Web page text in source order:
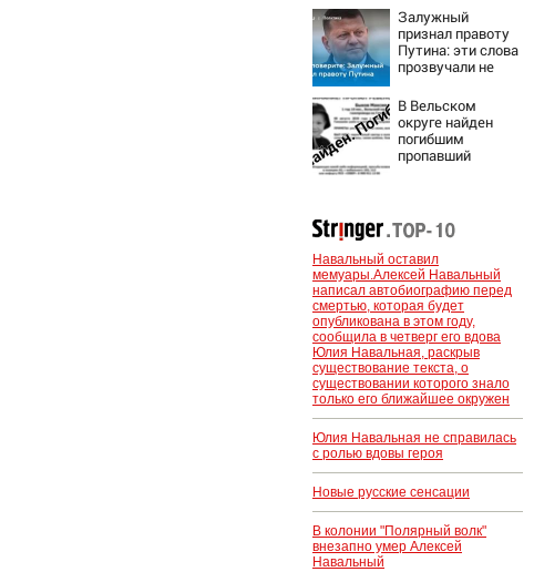
бездействие
против Трампа
Залужный
признал правоту
Путина: эти слова
прозвучали не
В Вельском
округе найден
погибшим
пропавший
Навальный оставил
мемуары.Алексей Навальный
написал автобиографию перед
смертью, которая будет
опубликована в этом году,
сообщила в четверг его вдова
Юлия Навальная, раскрыв
существование текста, о
существовании которого знало
только его ближайшее окружен
Юлия Навальная не справилась
с ролью вдовы героя
Новые русские сенсации
В колонии "Полярный волк"
внезапно умер Алексей
Навальный